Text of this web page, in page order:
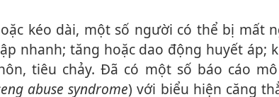
nhanh; tăng hoặc dao động huyết áp;
tiêu chảy. Đã có một số báo cáo
abuse syndrome) với biểu hiện căng